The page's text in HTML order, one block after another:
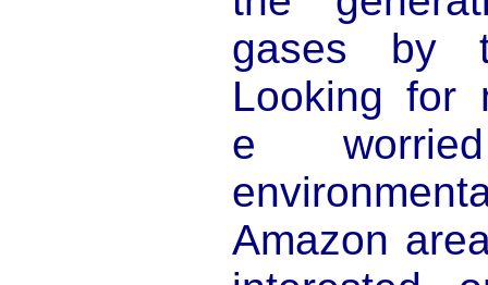
gases by
Looking for
e
Amazon